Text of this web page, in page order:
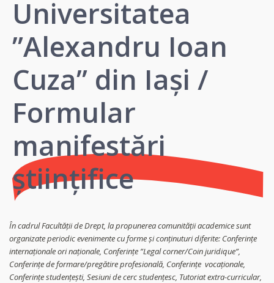
Universitatea
”Alexandru Ioan
Cuza” din Iași /
Formular
manifestări
științifice
În cadrul Facultății de Drept, la propunerea comunității academice sunt
organizate periodic evenimente cu forme și conținuturi diferite: Conferințe
internaționale ori naționale, Conferințe ”Legal corner/Coin juridique”,
Conferințe de formare/pregătire profesională, Conferințe vocaționale,
Conferințe studențești, Sesiuni de cerc studențesc, Tutoriat extra-curricular,